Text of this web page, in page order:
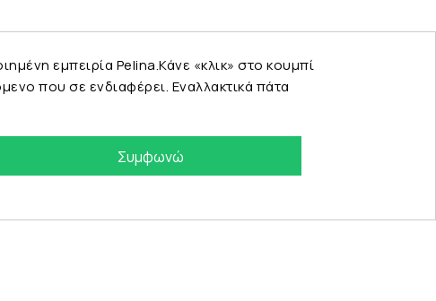
εμπειρία Pelina.Κάνε «κλικ» στο κουμπί
που σε ενδιαφέρει. Εναλλακτικά πάτα
Συμφωνώ